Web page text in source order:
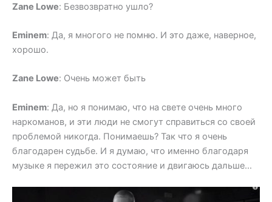
Zane Lowe: Безвозвратно ушло?
Eminem: Да, я многого не помню. И это даже, наверное,
хорошо.
Zane Lowe: Очень может быть
Eminem: Да, но я понимаю, что на свете очень много
наркоманов, и эти люди не смогут справиться со своей
проблемой никогда. Понимаешь? Так что я очень
благодарен судьбе. И я думаю, что именно благодаря
музыке я пережил это состояние и двигаюсь дальше…